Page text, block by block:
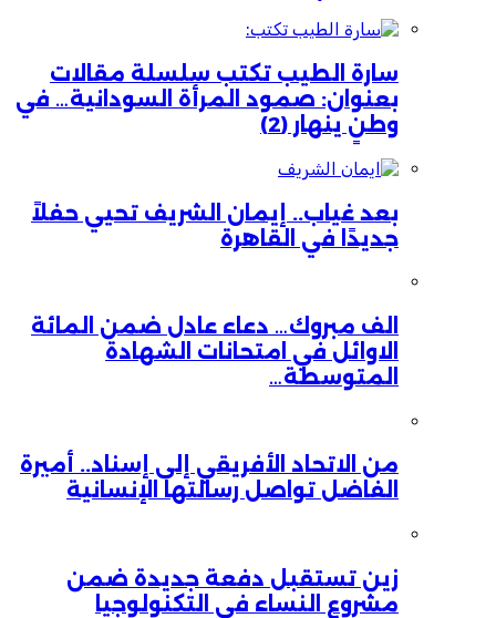
سارة الطيب تكتب سلسلة مقالات
بعنوان: صمود المرأة السودانية… في
وطنٍ ينهار (2)
بعد غياب.. إيمان الشريف تحيي حفلاً
جديدًا في القاهرة
الف مبروك… دعاء عادل ضمن المائة
الاوائل في امتحانات الشهادة
المتوسطة…
من الاتحاد الأفريقي إلى إسناد.. أميرة
الفاضل تواصل رسالتها الإنسانية
زين تستقبل دفعة جديدة ضمن
مشروع النساء في التكنولوجيا